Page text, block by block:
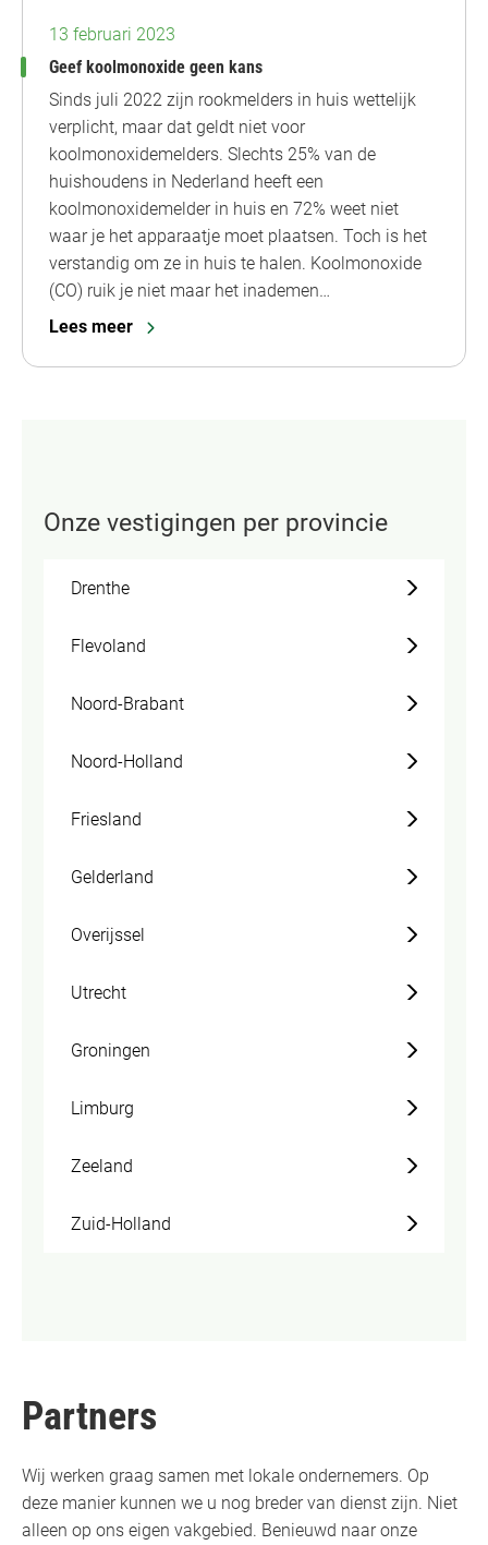
13 februari 2023
Geef koolmonoxide geen kans
Sinds juli 2022 zijn rookmelders in huis wettelijk
verplicht, maar dat geldt niet voor
koolmonoxidemelders. Slechts 25% van de
huishoudens in Nederland heeft een
koolmonoxidemelder in huis en 72% weet niet
waar je het apparaatje moet plaatsen. Toch is het
verstandig om ze in huis te halen. Koolmonoxide
(CO) ruik je niet maar het inademen…
Lees meer
Onze vestigingen per provincie
Drenthe
Flevoland
Noord-Brabant
Noord-Holland
Friesland
Gelderland
Overijssel
Utrecht
Groningen
Limburg
Zeeland
Zuid-Holland
Partners
Wij werken graag samen met lokale ondernemers. Op
deze manier kunnen we u nog breder van dienst zijn. Niet
alleen op ons eigen vakgebied. Benieuwd naar onze